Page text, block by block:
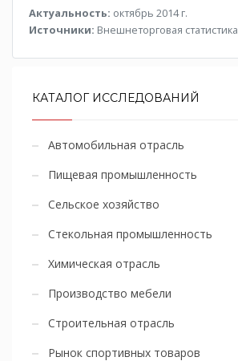
Актуальность: октябрь 2014 г.
Источники: Внешнеторговая статистика
КАТАЛОГ ИССЛЕДОВАНИЙ
Автомобильная отрасль
Пищевая промышленность
Сельское хозяйство
Стекольная промышленность
Химическая отрасль
Производство мебели
Строительная отрасль
Рынок спортивных товаров